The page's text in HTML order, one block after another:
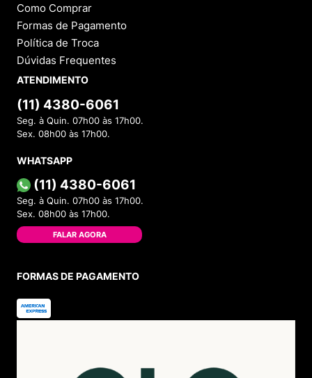
Como Comprar
Formas de Pagamento
Política de Troca
Dúvidas Frequentes
ATENDIMENTO
(11) 4380-6061
Seg. à Quin. 07h00 às 17h00.
Sex. 08h00 às 17h00.
WHATSAPP
(11) 4380-6061
Seg. à Quin. 07h00 às 17h00.
Sex. 08h00 às 17h00.
FALAR AGORA
FORMAS DE PAGAMENTO